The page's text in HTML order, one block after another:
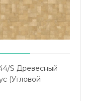
S Древесный
(Угловой